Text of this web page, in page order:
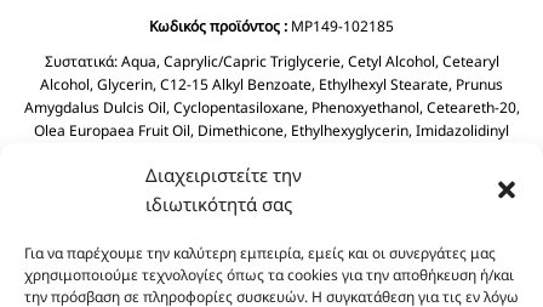
Διαχειριστείτε την
ιδιωτικότητά σας
Για να παρέχουμε την καλύτερη εμπειρία, εμείς και οι συνεργάτες μας
χρησιμοποιούμε τεχνολογίες όπως τα cookies για την αποθήκευση ή/και
την πρόσβαση σε πληροφορίες συσκευών. Η συγκατάθεση για τις εν λόγω
Κωδικός προϊόντος : MP149-102185
Συστατικά:Aqua, Caprylic/Capric Triglycerie, Cetyl Alcohol, Cetearyl
Alcohol, Glycerin, C12-15 Alkyl Benzoate, Ethylhexyl Stearate, Prunus
Amygdalus Dulcis Oil, Cyclopentasiloxane, Phenoxyethanol, Ceteareth-20,
Olea Europaea Fruit Oil, Dimethicone, Ethylhexyglycerin, Imidazolidinyl